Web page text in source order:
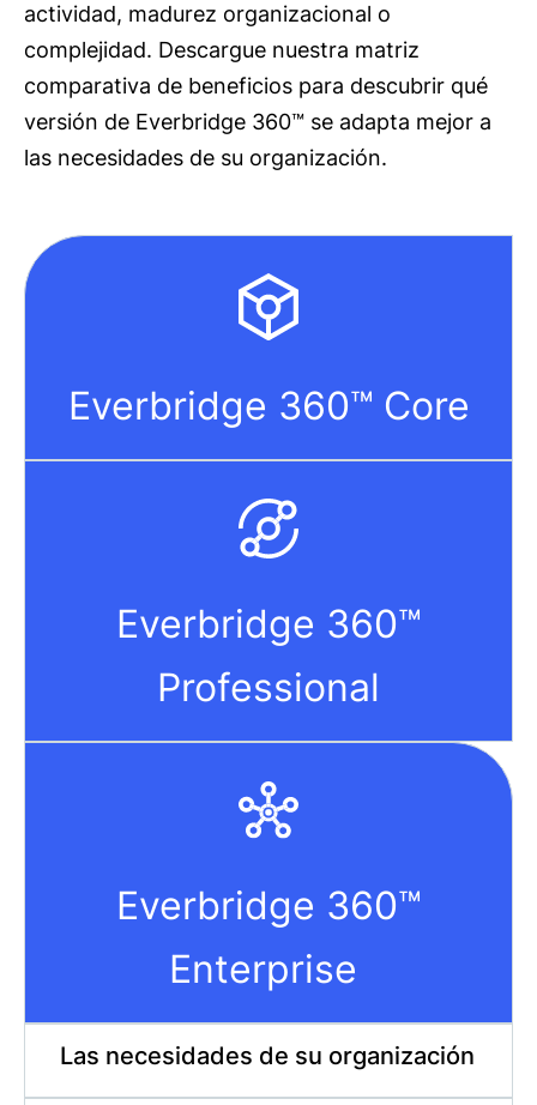
actividad, madurez organizacional o
complejidad. Descargue nuestra matriz
comparativa de beneficios para descubrir qué
versión de Everbridge 360™ se adapta mejor a
las necesidades de su organización.
Everbridge 360™ Core
Everbridge 360™
Professional
Everbridge 360™
Enterprise
Las necesidades de su organización